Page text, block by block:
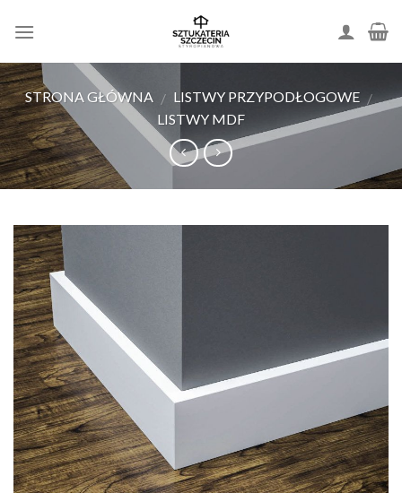
STRONA GŁÓWNA / LISTWY PRZYPODŁOGOWE /
LISTWY MDF